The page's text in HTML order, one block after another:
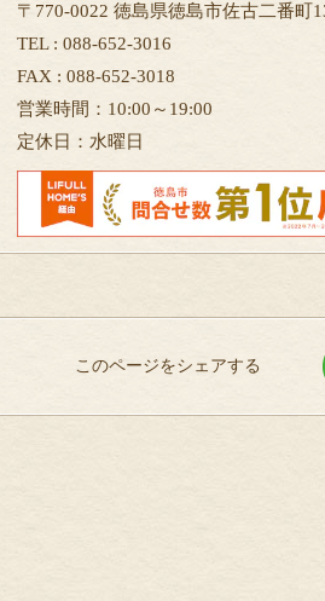
〒770-0022 徳島県徳島市佐古二番町
TEL : 088-652-3016
FAX : 088-652-3018
営業時間：10:00～19:00
定休日：水曜日
このページをシェアする